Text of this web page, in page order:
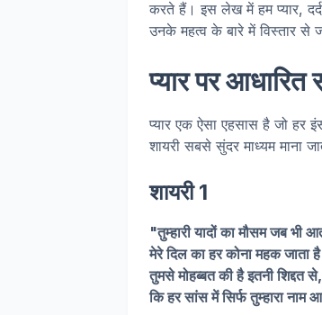
करते हैं। इस लेख में हम प्यार,
उनके महत्व के बारे में विस्तार से
प्यार पर आधारित
प्यार एक ऐसा एहसास है जो हर
शायरी सबसे सुंदर माध्यम माना
शायरी 1
"तुम्हारी यादों का मौसम जब भी
मेरे दिल का हर कोना महक जाता
तुमसे मोहब्बत की है इतनी शिद्दत से,
कि हर सांस में सिर्फ तुम्हारा नाम